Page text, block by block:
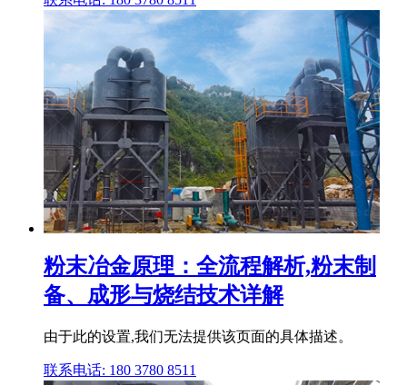
粉末冶金原理：全流程解析,粉末制
备、成形与烧结技术详解
由于此的设置,我们无法提供该页面的具体描述。
联系电话: 180 3780 8511